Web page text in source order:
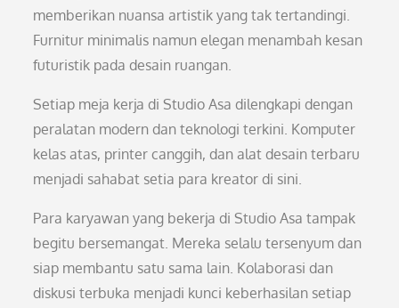
memberikan nuansa artistik yang tak tertandingi.
Furnitur minimalis namun elegan menambah kesan
futuristik pada desain ruangan.
Setiap meja kerja di Studio Asa dilengkapi dengan
peralatan modern dan teknologi terkini. Komputer
kelas atas, printer canggih, dan alat desain terbaru
menjadi sahabat setia para kreator di sini.
Para karyawan yang bekerja di Studio Asa tampak
begitu bersemangat. Mereka selalu tersenyum dan
siap membantu satu sama lain. Kolaborasi dan
diskusi terbuka menjadi kunci keberhasilan setiap